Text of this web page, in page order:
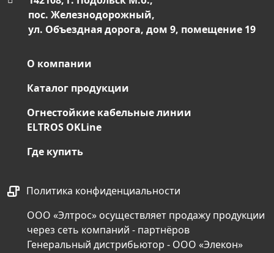
пос. Железнодорожный,
ул. Объездная дорога, дом 9, помещение 19
О компании
Каталог продукции
Огнестойкие кабельные линии
ELTROS OKLine
Где купить
Политика конфиденциальности
ООО «Элтрос» осуществляет продажу продукции
через сеть компаний - партнёров
Генеральный дистрибьютор - ООО «Элекон»